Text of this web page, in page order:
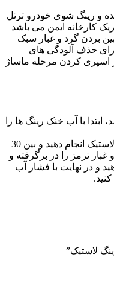
و رینگ شوی خودرو ترتل
کارخانه ایمن می باشد
بردن گرد و غبار سبک
حذف آلودگی های
اسپری کردن مرحله ماساژ
با آب خنک رینگ ها را
اسپری را بر روی اجزای رینگ و لاستیک انجام دهید و بین 30
و غبار ترمز را در برگرفته و
و در نهایت با فشار آب